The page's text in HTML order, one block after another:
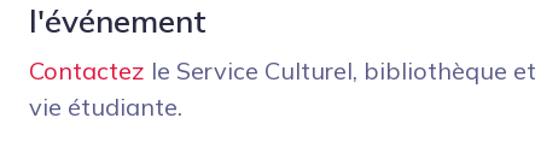
l'événement
Contactez le Service Culturel, bibliothèque et
vie étudiante.